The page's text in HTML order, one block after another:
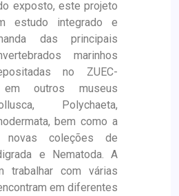
exposto, este projeto
estudo integrado e
das principais
marinhos
no ZUEC-
outros museus
Polychaeta,
bem como a
novas coleções de
e Nematoda. A
trabalhar com várias
em diferentes